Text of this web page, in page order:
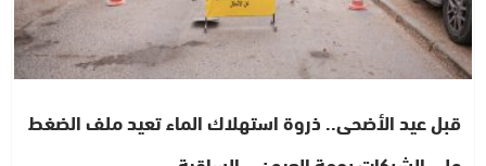
قبل عيد الأضحى.. ذروة استهلاك الماء تعيد ملف الضغط